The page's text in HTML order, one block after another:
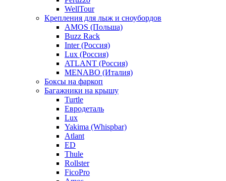
WellTour
Крепления для лыж и сноубордов
AMOS (Польша)
Buzz Rack
Inter (Россия)
Lux (Россия)
ATLANT (Россия)
MENABO (Италия)
Боксы на фаркоп
Багажники на крышу
Turtle
Евродеталь
Lux
Yakima (Whispbar)
Atlant
ED
Thule
Rollster
FicoPro